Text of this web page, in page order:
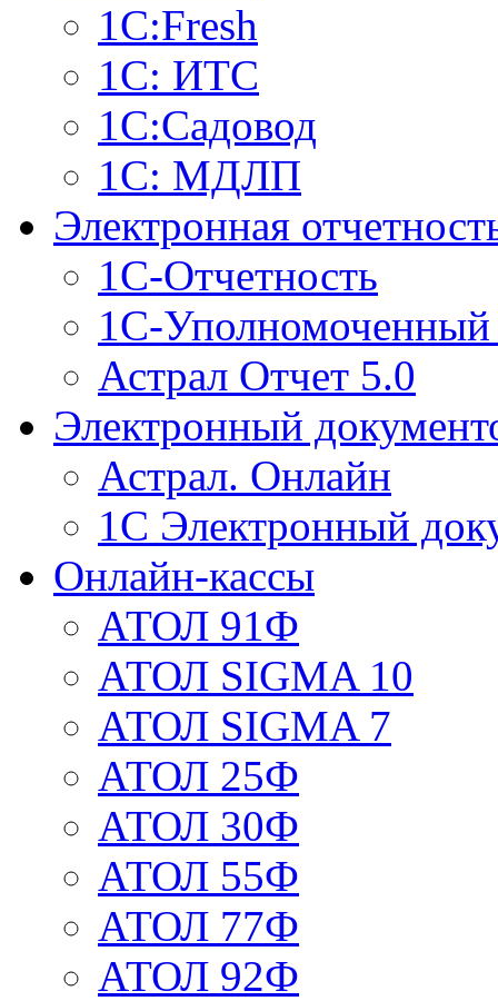
1С:Fresh
1С: ИТС
1С:Садовод
1С: МДЛП
Электронная
1С-Отчетность
1С-Уполномоченный
Астрал Отчет 5.0
Электронный
Астрал. Онлайн
1С Электронный
Онлайн-кассы
АТОЛ 91Ф
АТОЛ SIGMA 10
АТОЛ SIGMA 7
АТОЛ 25Ф
АТОЛ 30Ф
АТОЛ 55Ф
АТОЛ 77Ф
АТОЛ 92Ф